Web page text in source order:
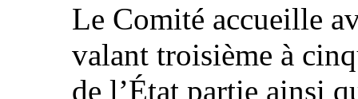
Le Comité accueille
valant troisième à
de l’État partie ainsi